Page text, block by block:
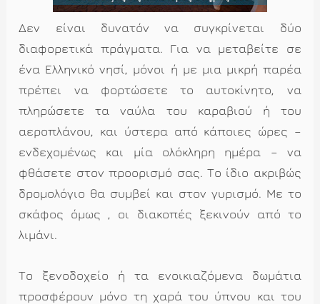
Δεν είναι δυνατόν να συγκρίνεται δύο
διαφορετικά πράγματα. Για να μεταβείτε σε
ένα Ελληνικό νησί, μόνοι ή με μια μικρή παρέα
πρέπει να φορτώσετε το αυτοκίνητο, να
πληρώσετε τα ναύλα του καραβιού ή του
αεροπλάνου, και ύστερα από κάποιες ώρες –
ενδεχομένως και μία ολόκληρη ημέρα – να
φθάσετε στον προορισμό σας. Το ίδιο ακριβώς
δρομολόγιο θα συμβεί και στον γυρισμό. Με το
σκάφος όμως , οι διακοπές ξεκινούν από το
λιμάνι.
Το ξενοδοχείο ή τα ενοικιαζόμενα δωμάτια
προσφέρουν μόνο τη χαρά του ύπνου και του